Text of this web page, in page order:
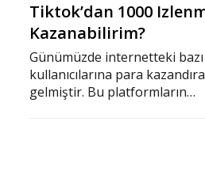
Tiktok’dan 1000
Kazanabilirim?
Günümüzde internetteki
kullanıcılarına para
gelmiştir. Bu platformların…